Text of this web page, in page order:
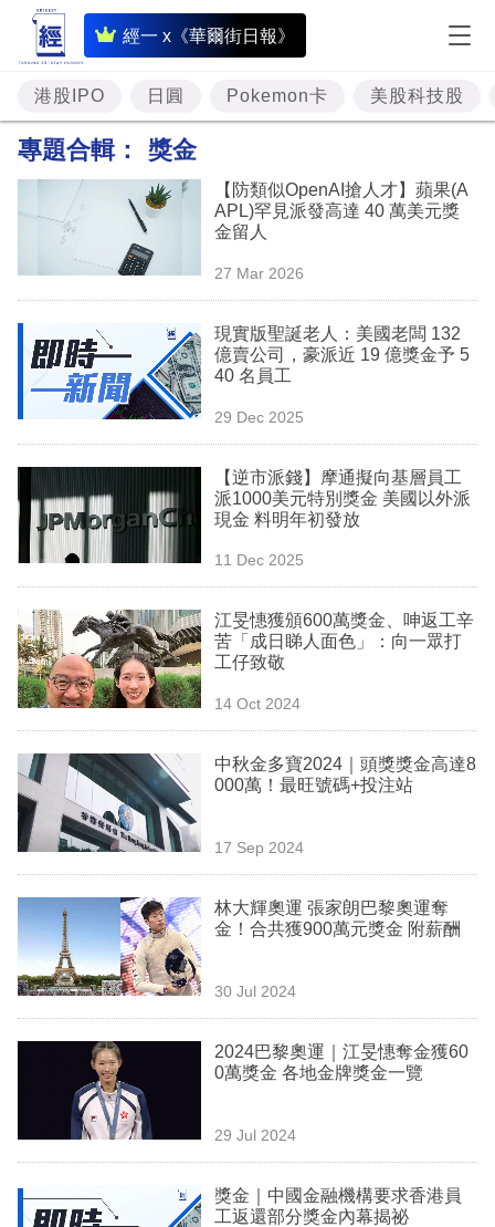
經一 x《華爾街日報》
即
時
財
經
題
投
資
理
業
科
技
職
場
生
時
事
欄
訂
閱
區
港股IPO 日圓 Pokemon卡 美股科技股
專題合輯： 獎金
【防類似OpenAI搶人才】蘋果(A
APL)罕見派發高達 40 萬美元獎
金留人
27 Mar 2026
現實版聖誕老人：美國老闆 132
億賣公司，豪派近 19 億獎金予 5
40 名員工
29 Dec 2025
【逆市派錢】摩通擬向基層員工
派1000美元特別獎金 美國以外派
現金 料明年初發放
11 Dec 2025
江旻憓獲頒600萬獎金、呻返工辛
苦「成日睇人面色」：向一眾打
工仔致敬
14 Oct 2024
中秋金多寶2024｜頭獎獎金高達8
000萬！最旺號碼+投注站
17 Sep 2024
林大輝奧運 張家朗巴黎奧運奪
金！合共獲900萬元獎金 附薪酬
30 Jul 2024
2024巴黎奧運｜江旻憓奪金獲60
0萬獎金 各地金牌獎金一覽
29 Jul 2024
獎金｜中國金融機構要求香港員
工返還部分獎金內幕揭祕